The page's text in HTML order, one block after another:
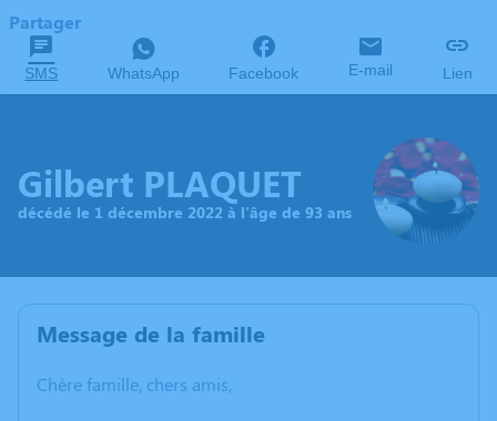
Partager
SMS WhatsApp Facebook E-mail Lien
Gilbert PLAQUET
décédé le 1 décembre 2022 à l'âge de 93 ans
Message de la famille
Chère famille, chers amis,